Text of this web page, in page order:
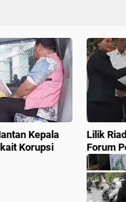
Kepala
Korupsi
Lilik
Forum